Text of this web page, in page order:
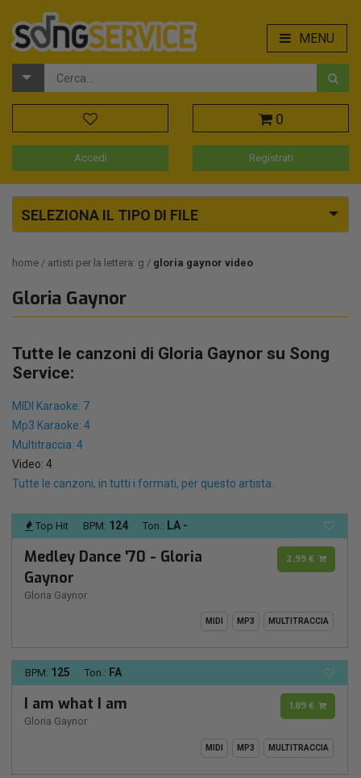
MENU
0
Accedi Registrati
SELEZIONA IL TIPO DI FILE
home artisti per la lettera: g gloria gaynor video
Gloria Gaynor
Tutte le canzoni di Gloria Gaynor su Song
Service:
MIDI Karaoke: 7
Mp3 Karaoke: 4
Multitraccia: 4
Video: 4
Tutte le canzoni, in tutti i formati, per questo artista.
Top Hit BPM: 124 Ton.: LA -
Medley Dance '70 - Gloria
Gaynor
Gloria Gaynor
2,99 €
MIDI MP3 MULTITRACCIA
BPM: 125 Ton.: FA
I am what I am
Gloria Gaynor
1,89 €
MIDI MP3 MULTITRACCIA